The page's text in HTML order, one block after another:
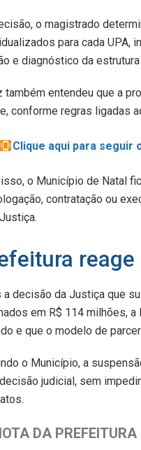
o magistrado
para cada UPA,
e diagnóstico da
também entendeu que a
conforme regras ligadas
Clique aqui para seguir
o Município de Natal
contratação ou
reage
a decisão da Justiça que
em R$ 114 milhões,
e que o modelo de
o Município, a
judicial, sem
DA